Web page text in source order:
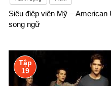
Siêu điệp viên Mỹ – American
song ngữ
Tập
19